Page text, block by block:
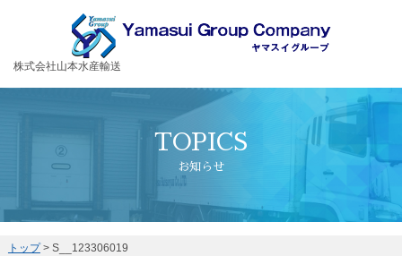
お客様の大切な荷物を安全・丁寧に運送するヤマスイグループ
株式会社山本水産輸送
TOPICS
お知らせ
トップ> S__123306019